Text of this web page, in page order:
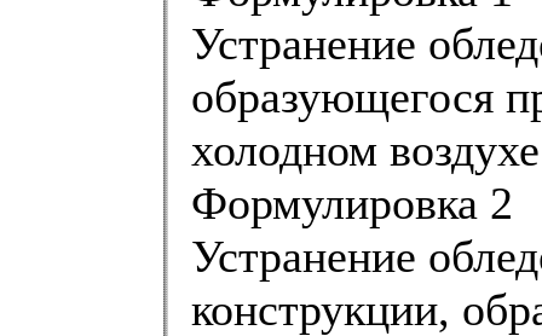
Устранение
образующегося
холодном воздухе
Формулировка 2
Устранение
конструкции,